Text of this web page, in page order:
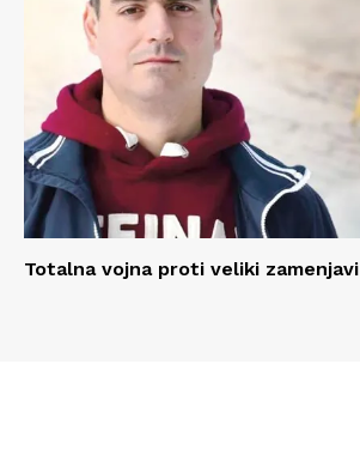
Totalna vojna proti veliki zamenjavi